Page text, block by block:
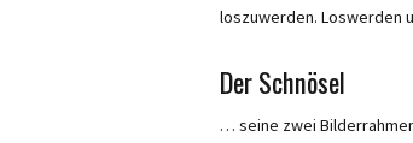
loszuwerden. Loswerden
Der Schnösel
… seine zwei